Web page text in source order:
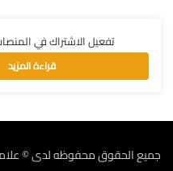
تفعيل الاشتراك في
قراءة المزيد
جميع الحقوق محفوظه لدى ©